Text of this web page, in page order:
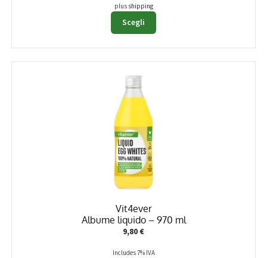
plus shipping
Scegli
Questo
prodotto
Vit4ever
Albume liquido – 970 ml
9,80€
Includes 7% IVA